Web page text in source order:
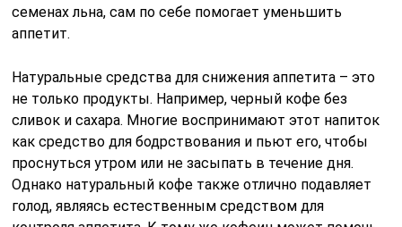
семенах льна, сам по себе помогает уменьшить
аппетит.
Натуральные средства для снижения аппетита – это
не только продукты. Например, черный кофе без
сливок и сахара. Многие воспринимают этот напиток
как средство для бодрствования и пьют его, чтобы
проснуться утром или не засыпать в течение дня.
Однако натуральный кофе также отлично подавляет
голод, являясь естественным средством для